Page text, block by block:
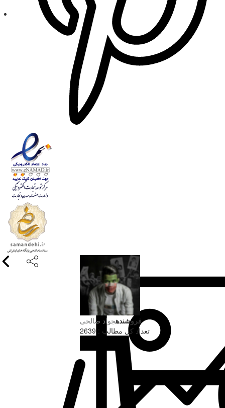
فروشندهجواد صالحی
تعداد کل مطالب : 2639